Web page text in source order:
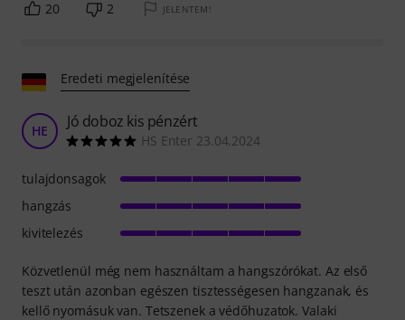
20 2 JELENTEM!
Eredeti megjelenítése
HE Jó doboz kis pénzért
HS Enter 23.04.2024
Közvetlenül még nem használtam a hangszórókat. Az első
teszt után azonban egészen tisztességesen hangzanak, és
kellő nyomásuk van. Tetszenek a védőhuzatok. Valaki
tulajdonsagok
hangzás
kivitelezés